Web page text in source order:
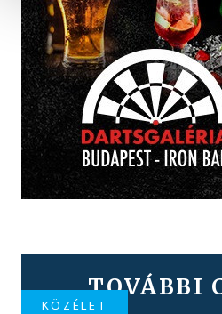
TOVÁBBI
KÖZÉLET